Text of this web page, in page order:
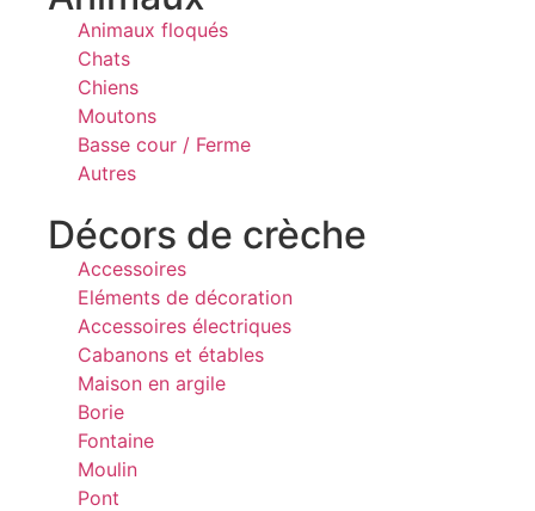
Animaux floqués
Chats
Chiens
Moutons
Basse cour / Ferme
Autres
Décors de crèche
Accessoires
Eléments de décoration
Accessoires électriques
Cabanons et étables
Maison en argile
Borie
Fontaine
Moulin
Pont